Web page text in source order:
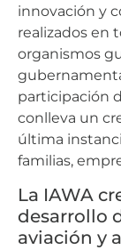
innovación y
realizados en
organismos
participación
conlleva un
última
familias,
La IAWA
desarrollo
aviación y